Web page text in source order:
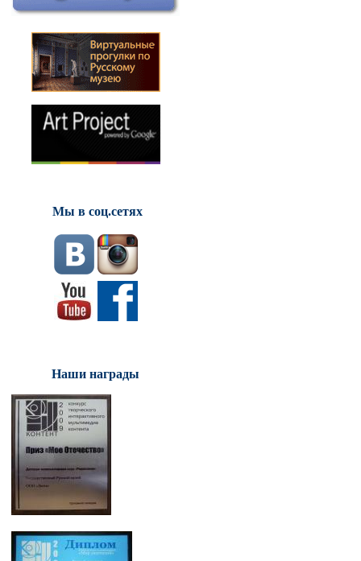
Мы в соц.сетях
Наши награды